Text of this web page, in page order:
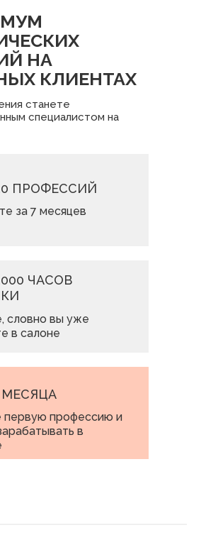
НА
КЛИЕНТАХ
станете
специалистом на
ПРОФЕССИЙ
за 7 месяцев
первую профессию и
в
МЕСЯЦА
словно вы уже
в салоне
ЧАСОВ